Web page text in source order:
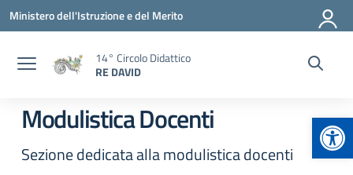
Vai ai contenuti
Vai al menu di navigazione
Vai al footer
Ministero dell'Istruzione e del Merito
14° Circolo Didattico
RE DAVID
Modulistica Docenti
Sezione dedicata alla modulistica docenti